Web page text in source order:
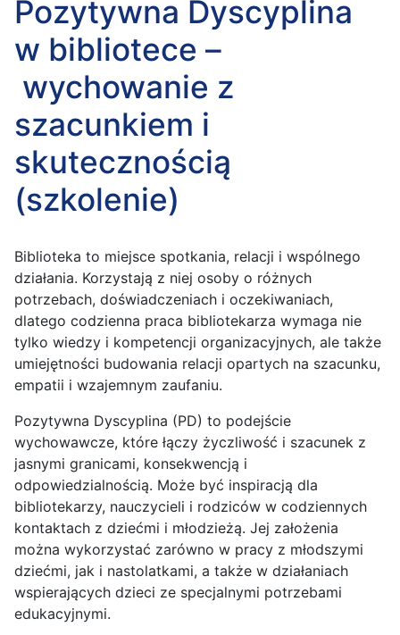
Pozytywna Dyscyplina
w bibliotece​ –
wychowanie​ z
szacunkiem i
skutecznością
(szkolenie)
Biblioteka to miejsce spotkania, relacji i wspólnego
działania. Korzystają z niej osoby o różnych
potrzebach, doświadczeniach i oczekiwaniach,
dlatego codzienna praca bibliotekarza wymaga nie
tylko wiedzy i kompetencji organizacyjnych, ale także
umiejętności budowania relacji opartych na szacunku,
empatii i wzajemnym zaufaniu.
Pozytywna Dyscyplina (PD) to podejście
wychowawcze, które łączy życzliwość i szacunek z
jasnymi granicami, konsekwencją i
odpowiedzialnością. Może być inspiracją dla
bibliotekarzy, nauczycieli i rodziców w codziennych
kontaktach z dziećmi i młodzieżą. Jej założenia
można wykorzystać zarówno w pracy z młodszymi
dziećmi, jak i nastolatkami, a także w działaniach
wspierających dzieci ze specjalnymi potrzebami
edukacyjnymi.